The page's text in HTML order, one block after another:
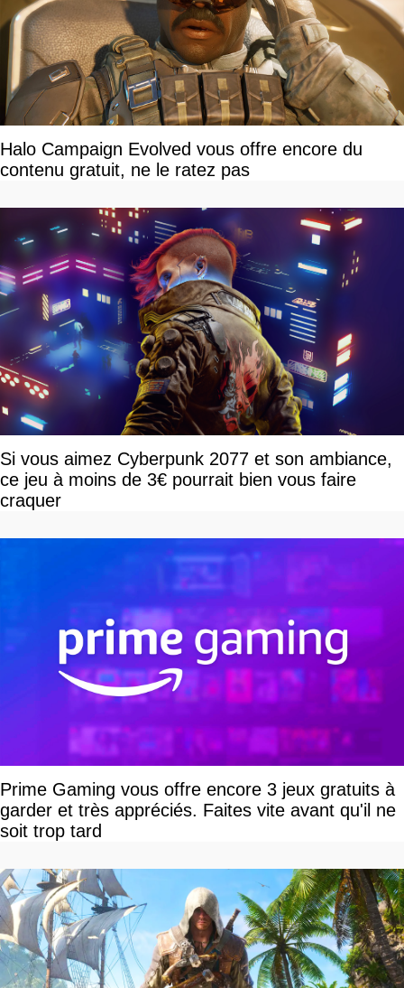
Halo Campaign Evolved vous offre encore du
contenu gratuit, ne le ratez pas
Si vous aimez Cyberpunk 2077 et son ambiance,
ce jeu à moins de 3€ pourrait bien vous faire
craquer
Prime Gaming vous offre encore 3 jeux gratuits à
garder et très appréciés. Faites vite avant qu'il ne
soit trop tard